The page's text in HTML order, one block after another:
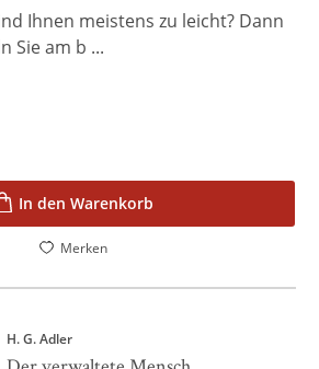
Ihnen meistens zu leicht? Dann
Sie am b ...
In den Warenkorb
Merken
H. G. Adler